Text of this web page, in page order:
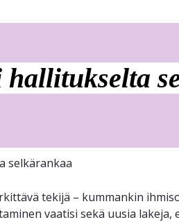
selkärankaa
tekijä – kummankin
vaatisi sekä uusia lakeja,